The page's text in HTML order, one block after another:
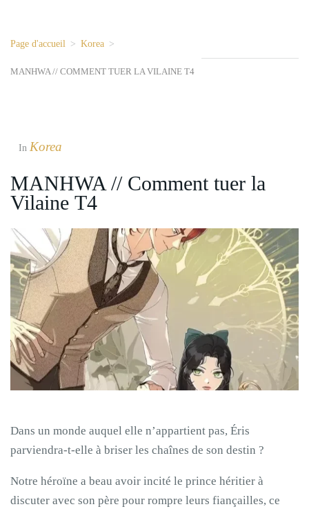
Page d'accueil > Korea >
MANHWA // COMMENT TUER LA VILAINE T4
In Korea
MANHWA // Comment tuer la
Vilaine T4
Dans un monde auquel elle n’appartient pas, Éris
parviendra-t-elle à briser les chaînes de son destin ?
Notre héroïne a beau avoir incité le prince héritier à
discuter avec son père pour rompre leurs fiançailles, ce